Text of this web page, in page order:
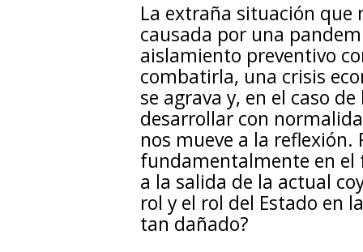
La extraña situación que
causada por una
aislamiento preventivo
combatirla, una crisis
se agrava y, en el caso
desarrollar con
nos mueve a la reflexión.
fundamentalmente en el
a la salida de la actual
rol y el rol del Estado en
tan dañado?